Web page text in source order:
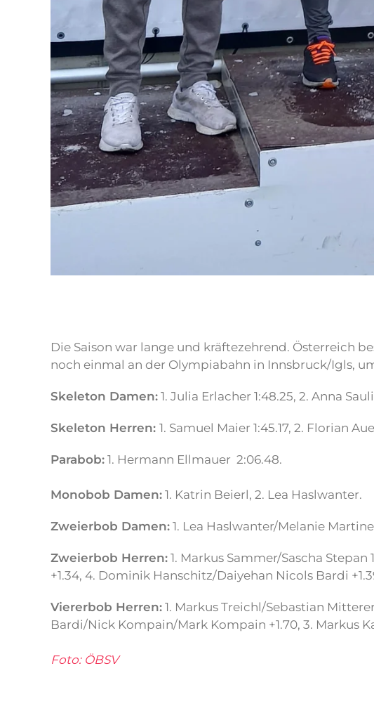
Die Saison war lange und kräftezehrend. Österreich
noch einmal an der Olympiabahn in Innsbruck/Igls,
Skeleton Damen: 1. Julia Erlacher 1:48.25, 2. Anna
Skeleton Herren: 1. Samuel Maier 1:45.17, 2. Florian
Parabob: 1. Hermann Ellmauer 2:06.48.
Monobob Damen: 1. Katrin Beierl, 2. Lea Haslwanter.
Zweierbob Damen: 1. Lea Haslwanter/Melanie
Zweierbob Herren: 1. Markus Sammer/Sascha
+1.34, 4. Dominik Hanschitz/Daiyehan Nicols Bardi
Viererbob Herren: 1. Markus Treichl/Sebastian
Bardi/Nick Kompain/Mark Kompain +1.70, 3. Markus
Foto: ÖBSV